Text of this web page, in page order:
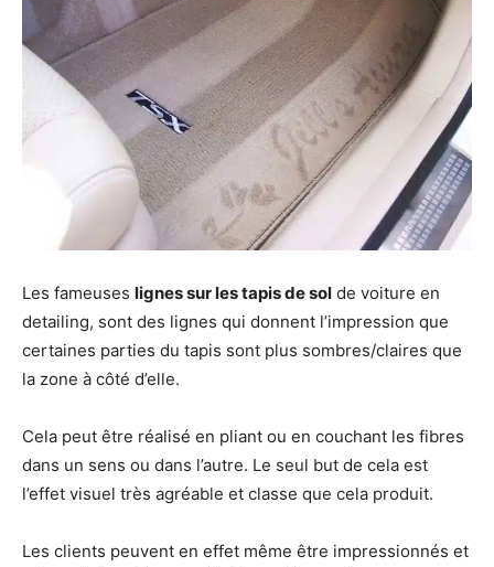
Les fameuses lignes sur les tapis de sol de voiture en
detailing, sont des lignes qui donnent l’impression que
certaines parties du tapis sont plus sombres/claires que
la zone à côté d’elle.
Cela peut être réalisé en pliant ou en couchant les fibres
dans un sens ou dans l’autre. Le seul but de cela est
l’effet visuel très agréable et classe que cela produit.
Les clients peuvent en effet même être impressionnés et